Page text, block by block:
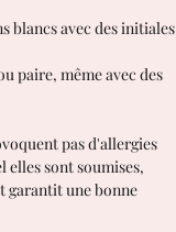
blancs avec des initiales
paire, même avec des
pas d'allergies
elles sont soumises,
garantit une bonne